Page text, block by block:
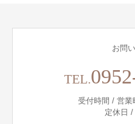
お問
TEL.
受付時間 / 営業
定休日 /